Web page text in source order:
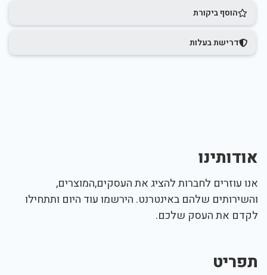
הוסף ביקורת
דרישת בעלות
אודותינו
אנו עוזרים לחברות להציג את העסקים,המוצרים,
והשירותים שלהם באינטרנט. הירשמו עוד היום ותתחילו
לקדם את העסק שלכם.
תפריט